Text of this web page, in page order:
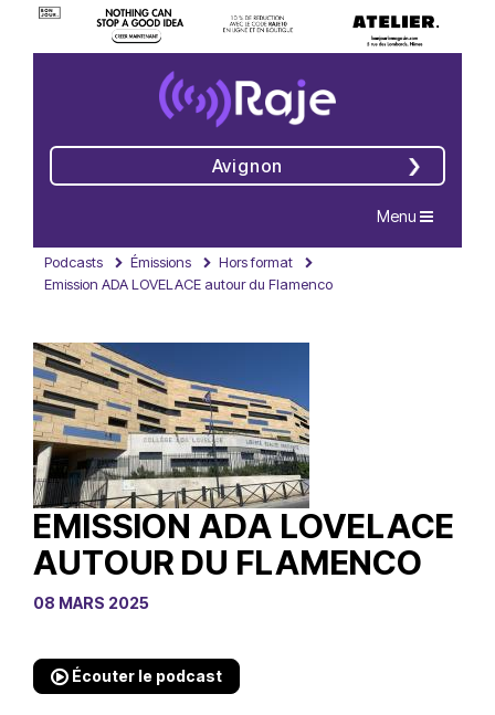
Avignon
Navigation
Menu
Podcasts Émissions
Hors format
Emission ADA LOVELACE autour du Flamenco
EMISSION ADA LOVELACE
AUTOUR DU FLAMENCO
08 MARS 2025
Écouter le podcast